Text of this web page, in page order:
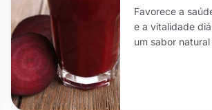
Favorece a
e a vitalidade
um sabor